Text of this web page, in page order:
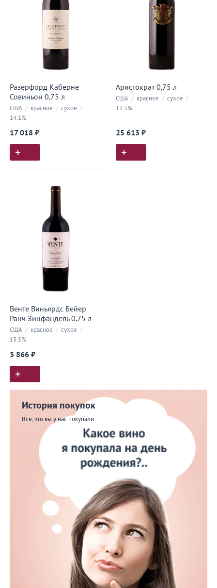
Разерфорд Каберне
Совиньон 0,75 л
США / красное / сухое /
14.1%
17 018 ₽
Аристократ 0,75 л
США / красное / сухое /
13.5%
25 613 ₽
Венте Виньярдс Бейер
Ранч Зинфандель 0,75 л
США / красное / сухое /
13.5%
3 866 ₽
История покупок
Все, что вы у нас покупали